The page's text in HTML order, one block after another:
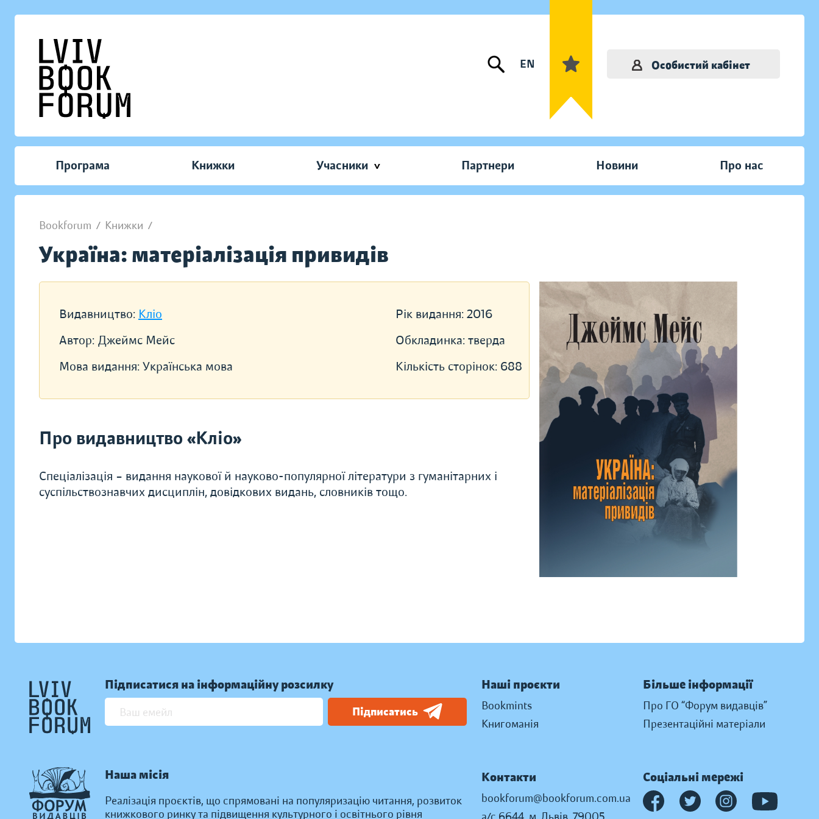
EN Особистий кабінет
Програма Книжки Учасники Партнери Новини Про нас
Bookforum / Книжки /
Україна: матеріалізація привидів
Видавництво: Кліо
Автор: Джеймс Мейс
Мова видання: Українська мова
Рік видання: 2016
Обкладинка: тверда
Кількість сторінок: 688
Про видавництво «Кліо»
Спеціалізація – видання наукової й науково-популярної літератури з гуманітарних і
суспільствознавчих дисциплін, довідкових видань, словників тощо.
Підписатися на інформаційну розсилку
Підписатись
Наша місія
Реалізація проєктів, що спрямовані на популяризацію читання, розвиток
книжкового ринку та підвищення культурного і освітнього рівня
Наші проєкти
Bookmints
Книгоманія
Більше інформації
Про ГО “Форум видавців”
Презентаційні матеріали
Контакти
bookforum@bookforum.com.ua
Соціальні мережі